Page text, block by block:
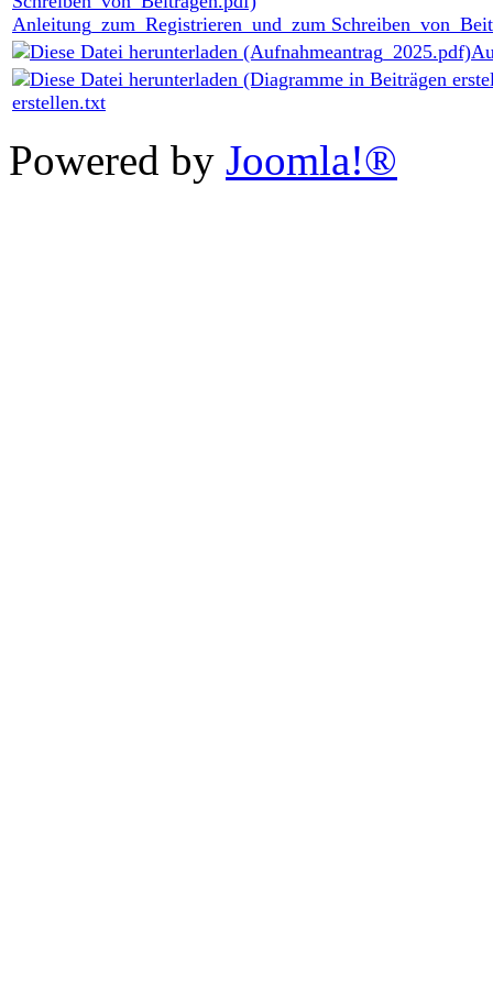
Anleitung_zum_Registrieren_und_zum
erstellen.txt
Powered by Joomla!®